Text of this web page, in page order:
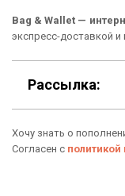
Подарочные
О нас
Отзывы о
Сумки
Новинки
Bag & Wallet —
экспресс-доставкой
Рассылка:
Хочу знать о
Согласен с